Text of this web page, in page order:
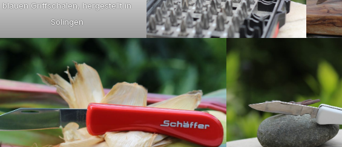
blauen Griffschalen, hergestellt in
Solingen